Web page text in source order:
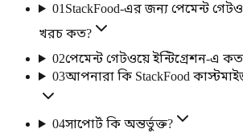
01 StackFood-এর জন্য পেমেন্ট
খরচ কত?
02পেমেন্ট গেটওয়ে ইন্টিগ্রেশন-এ
03আপনারা কি StackFood
04সাপোর্ট কি অন্তর্ভুক্ত?